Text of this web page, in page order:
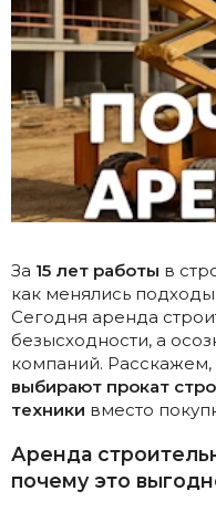
За 15 лет работы в
как менялись
Сегодня аренда
безысходности, а
компаний. Расскажем,
выбирают прокат
техники вместо
Аренда
почему это